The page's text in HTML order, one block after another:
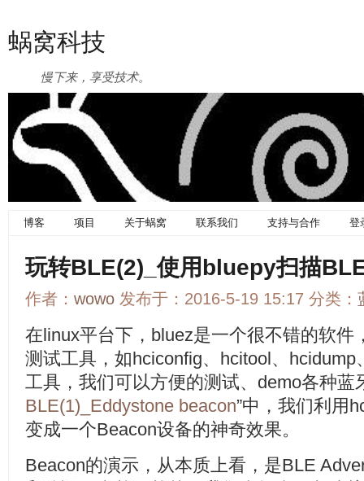
蜗窝科技
慢下来，享受技术。
博客 项目 关于蜗窝 联系我们 支持与合作 登
玩转BLE(2)_使用bluepy扫描
作者： wowo 发布于：2016-5-19 15:17 分类：
在linux平台下，bluez是一个很不错的软件
测试工具，如hciconfig、hcitool、
工具，我们可以方便的测试、demo各种蓝
BLE(1)_Eddystone beacon”中，我们利用
变成一个Beacon设备的神奇效果。
Beacon的演示，从本质上看，是BLE